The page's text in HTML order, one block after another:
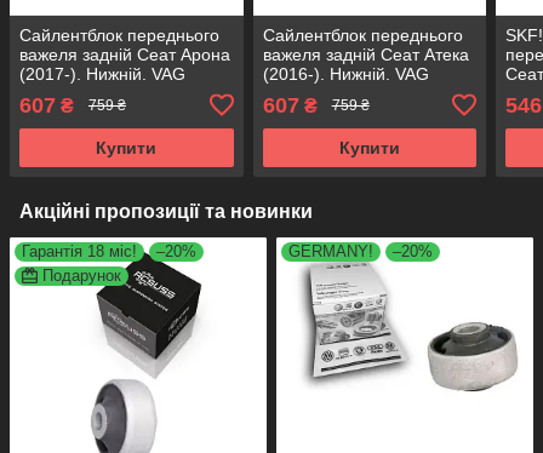
Сайлентблок переднього
важеля задній Сеат Арона
(2017-). Нижній. VAG
FE38403 , VKDS331041
607 ₴ 759 ₴
Купити
Сайлентблок переднього
важеля задній Сеат Атека
(2016-). Нижній. VAG
FE38403 , VKDS331041
607₴ 759 ₴
Купити
,546
Акційні пропозиції та новинки
Гарантія 18 міс!
–20%
Подарунок
GERMANY! –20%